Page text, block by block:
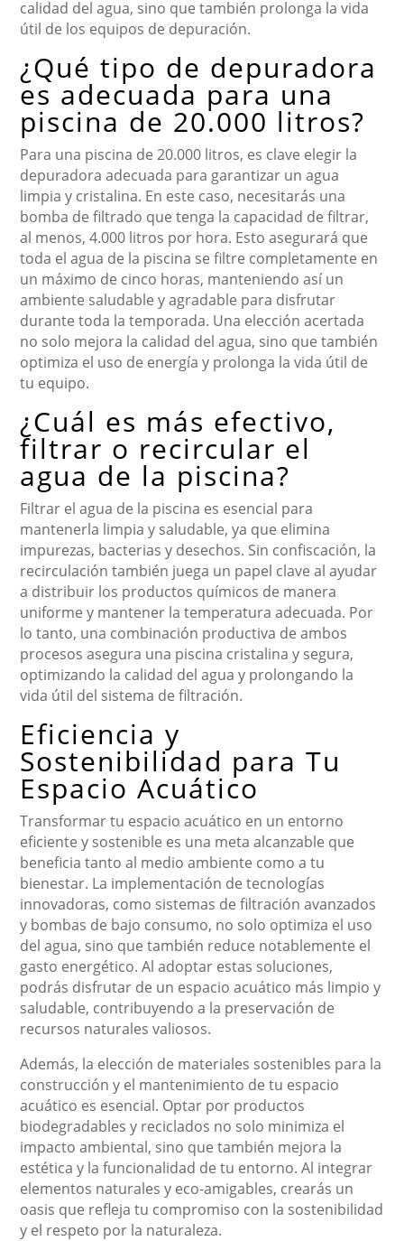
calidad del agua, sino que también prolonga la vida
útil de los equipos de depuración.
¿Qué tipo de depuradora
es adecuada para una
piscina de 20.000 litros?
Para una piscina de 20.000 litros, es clave elegir la
depuradora adecuada para garantizar un agua
limpia y cristalina. En este caso, necesitarás una
bomba de filtrado que tenga la capacidad de filtrar,
al menos, 4.000 litros por hora. Esto asegurará que
toda el agua de la piscina se filtre completamente en
un máximo de cinco horas, manteniendo así un
ambiente saludable y agradable para disfrutar
durante toda la temporada. Una elección acertada
no solo mejora la calidad del agua, sino que también
optimiza el uso de energía y prolonga la vida útil de
tu equipo.
¿Cuál es más efectivo,
filtrar o recircular el
agua de la piscina?
Filtrar el agua de la piscina es esencial para
mantenerla limpia y saludable, ya que elimina
impurezas, bacterias y desechos. Sin confiscación, la
recirculación también juega un papel clave al ayudar
a distribuir los productos químicos de manera
uniforme y mantener la temperatura adecuada. Por
lo tanto, una combinación productiva de ambos
procesos asegura una piscina cristalina y segura,
optimizando la calidad del agua y prolongando la
vida útil del sistema de filtración.
Eficiencia y
Sostenibilidad para Tu
Espacio Acuático
Transformar tu espacio acuático en un entorno
eficiente y sostenible es una meta alcanzable que
beneficia tanto al medio ambiente como a tu
bienestar. La implementación de tecnologías
innovadoras, como sistemas de filtración avanzados
y bombas de bajo consumo, no solo optimiza el uso
del agua, sino que también reduce notablemente el
gasto energético. Al adoptar estas soluciones,
podrás disfrutar de un espacio acuático más limpio y
saludable, contribuyendo a la preservación de
recursos naturales valiosos.
Además, la elección de materiales sostenibles para la
construcción y el mantenimiento de tu espacio
acuático es esencial. Optar por productos
biodegradables y reciclados no solo minimiza el
impacto ambiental, sino que también mejora la
estética y la funcionalidad de tu entorno. Al integrar
elementos naturales y eco-amigables, crearás un
oasis que refleja tu compromiso con la sostenibilidad
y el respeto por la naturaleza.